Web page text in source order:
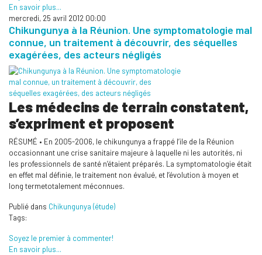
En savoir plus...
mercredi, 25 avril 2012 00:00
Chikungunya à la Réunion. Une symptomatologie mal
connue, un traitement à découvrir, des séquelles
exagérées, des acteurs négligés
Les médecins de terrain constatent,
s’expriment et proposent
RÉSUMÉ • En 2005-2006, le chikungunya a frappé l’ile de la Réunion
occasionnant une crise sanitaire majeure à laquelle ni les autorités, ni
les professionnels de santé n’étaient préparés. La symptomatologie était
en effet mal définie, le traitement non évalué, et l’évolution à moyen et
long termetotalement méconnues.
Publié dans Chikungunya (étude)
Tags:
Soyez le premier à commenter!
En savoir plus...